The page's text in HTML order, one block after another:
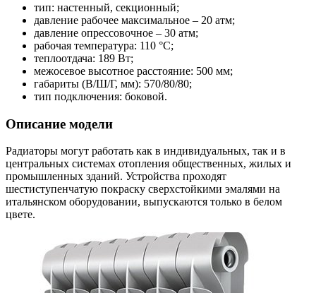
тип: настенный, секционный;
давление рабочее максимальное – 20 атм;
давление опрессовочное – 30 атм;
рабочая температура: 110 °С;
теплоотдача: 189 Вт;
межосевое высотное расстояние: 500 мм;
габариты (В/Ш/Г, мм): 570/80/80;
тип подключения: боковой.
Описание модели
Радиаторы могут работать как в индивидуальных, так и в
центральных системах отопления общественных, жилых и
промышленных зданий. Устройства проходят
шестиступенчатую покраску сверхстойкими эмалями на
итальянском оборудовании, выпускаются только в белом
цвете.